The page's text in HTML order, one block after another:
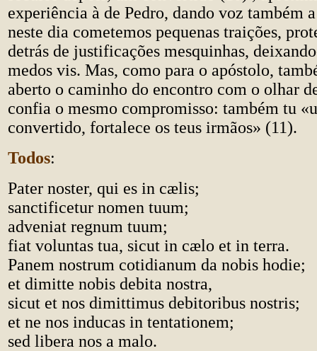
experiência à de Pedro, dando voz também
neste dia cometemos pequenas traições,
detrás de justificações mesquinhas,
medos vis. Mas, como para o apóstolo,
aberto o caminho do encontro com o olhar
confia o mesmo compromisso: também tu
convertido, fortalece os teus irmãos» (11).
Todos:
Pater noster, qui es in cælis;
sanctificetur nomen tuum;
adveniat regnum tuum;
fiat voluntas tua, sicut in cælo et in terra.
Panem nostrum cotidianum da nobis hodie;
et dimitte nobis debita nostra,
sicut et nos dimittimus debitoribus nostris;
et ne nos inducas in tentationem;
sed libera nos a malo.